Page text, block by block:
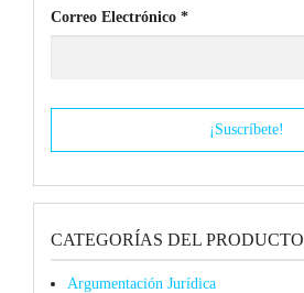
Correo Electrónico *
CATEGORÍAS DEL PRODUCTO
Argumentación Jurídica